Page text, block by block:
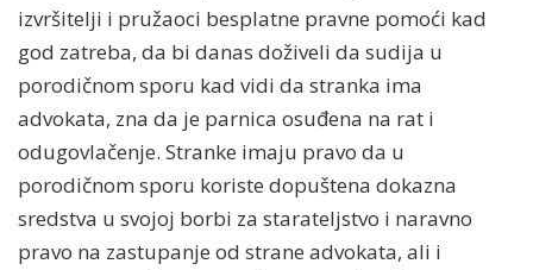
izvršitelji i pružaoci besplatne pravne pomoći kad
god zatreba, da bi danas doživeli da sudija u
porodičnom sporu kad vidi da stranka ima
advokata, zna da je parnica osuđena na rat i
odugovlačenje. Stranke imaju pravo da u
porodičnom sporu koriste dopuštena dokazna
sredstva u svojoj borbi za starateljstvo i naravno
pravo na zastupanje od strane advokata, ali i